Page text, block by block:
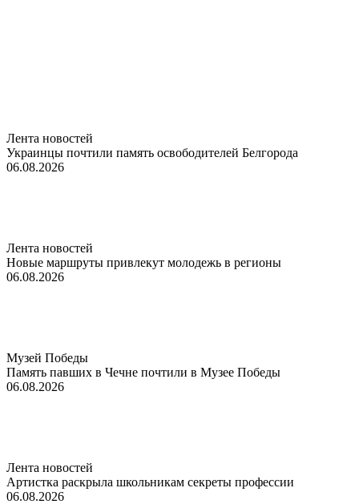
Лента новостей
Украинцы почтили память освободителей Белгорода
06.08.2026
Лента новостей
Новые маршруты привлекут молодежь в регионы
06.08.2026
Музей Победы
Память павших в Чечне почтили в Музее Победы
06.08.2026
Лента новостей
Артистка раскрыла школьникам секреты профессии
06.08.2026